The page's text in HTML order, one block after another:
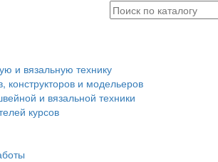
и вязальную технику
конструкторов и модельеров
и вязальной техники
курсов